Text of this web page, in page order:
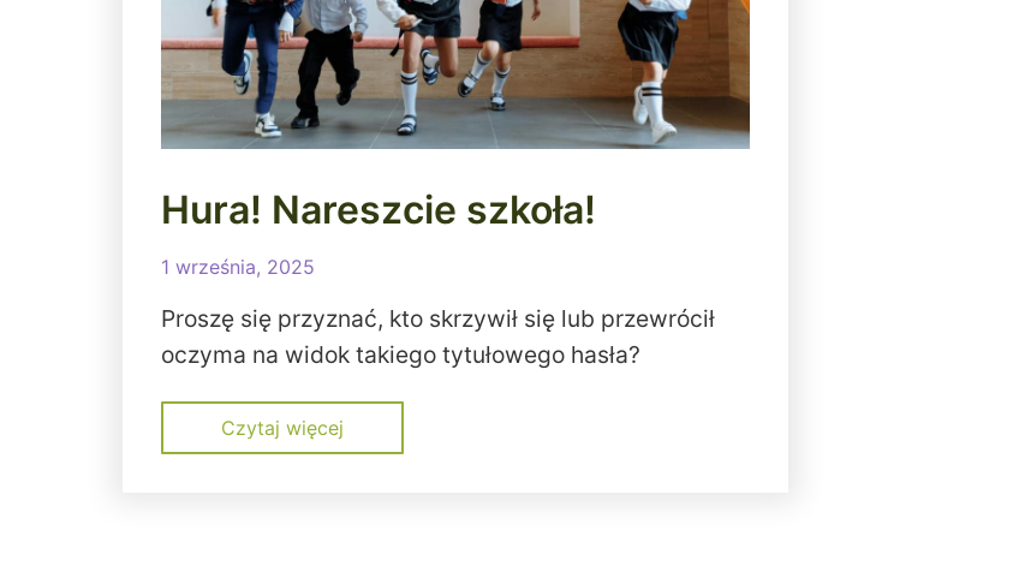
Hura! Nareszcie szkoła!
1 września, 2025
Proszę się przyznać, kto skrzywił się lub przewrócił
oczyma na widok takiego tytułowego hasła?
Czytaj więcej